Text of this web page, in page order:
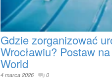
Gdzie zorganizować
Wrocławiu? Postaw
World
4 marca 2026 0